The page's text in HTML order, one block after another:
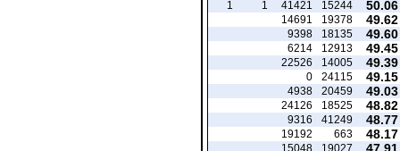
50.06
15244
41421
1
1
49.62
19378
14691
49.60
18135
9398
49.45
12913
6214
49.39
14005
22526
49.15
24115
0
49.03
20459
4938
48.82
18525
24126
48.77
41249
9316
48.17
663
19192
47.91
19027
15048